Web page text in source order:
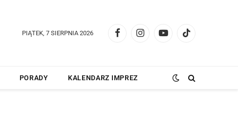
PIĄTEK, 7 SIERPNIA 2026
FacebookInstagramYouTubeTikTok
PORADY KALENDARZ IMPREZ